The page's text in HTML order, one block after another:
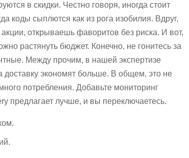
в скидки. Честно говоря, иногда стоит
коды сыплются как из рога изобилия. Вдруг,
открываешь фаворитов без риска. И вот,
растянуть бюджет. Конечно, не гонитесь за
Между прочим, в нашей экспертизе
доставку экономят больше. В общем, это не
потребления. Добавьте мониторинг
предлагает лучше, и вы переключаетесь.